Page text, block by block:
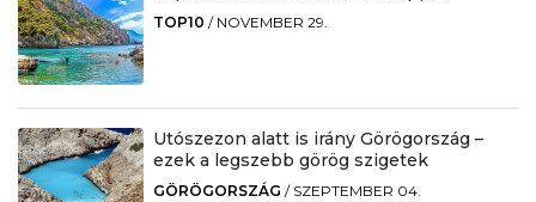
TOP10 / NOVEMBER 29.
Utószezon alatt is irány Görögország –
ezek a legszebb görög szigetek
GÖRÖGORSZÁG / SZEPTEMBER 04.